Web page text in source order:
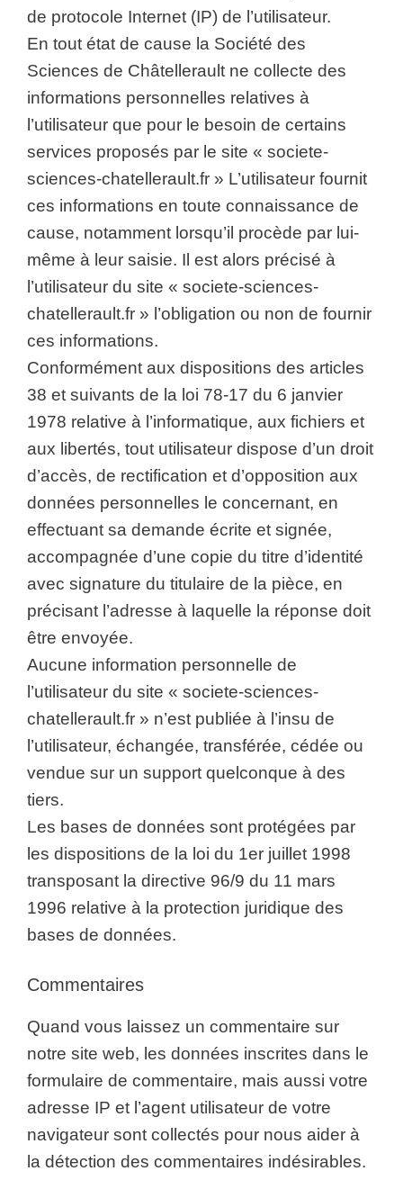
de protocole Internet (IP) de l’utilisateur.
En tout état de cause la Société des
Sciences de Châtellerault ne collecte des
informations personnelles relatives à
l’utilisateur que pour le besoin de certains
services proposés par le site « societe-
sciences-chatellerault.fr » L’utilisateur fournit
ces informations en toute connaissance de
cause, notamment lorsqu’il procède par lui-
même à leur saisie. Il est alors précisé à
l’utilisateur du site « societe-sciences-
chatellerault.fr » l’obligation ou non de fournir
ces informations.
Conformément aux dispositions des articles
38 et suivants de la loi 78-17 du 6 janvier
1978 relative à l’informatique, aux fichiers et
aux libertés, tout utilisateur dispose d’un droit
d’accès, de rectification et d’opposition aux
données personnelles le concernant, en
effectuant sa demande écrite et signée,
accompagnée d’une copie du titre d’identité
avec signature du titulaire de la pièce, en
précisant l’adresse à laquelle la réponse doit
être envoyée.
Aucune information personnelle de
l’utilisateur du site « societe-sciences-
chatellerault.fr » n’est publiée à l’insu de
l’utilisateur, échangée, transférée, cédée ou
vendue sur un support quelconque à des
tiers.
Les bases de données sont protégées par
les dispositions de la loi du 1er juillet 1998
transposant la directive 96/9 du 11 mars
1996 relative à la protection juridique des
bases de données.
Commentaires
Quand vous laissez un commentaire sur
notre site web, les données inscrites dans le
formulaire de commentaire, mais aussi votre
adresse IP et l’agent utilisateur de votre
navigateur sont collectés pour nous aider à
la détection des commentaires indésirables.